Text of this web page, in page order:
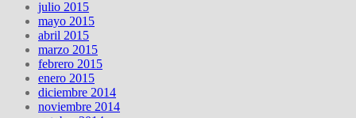
julio 2015
mayo 2015
abril 2015
marzo 2015
febrero 2015
enero 2015
diciembre 2014
noviembre 2014